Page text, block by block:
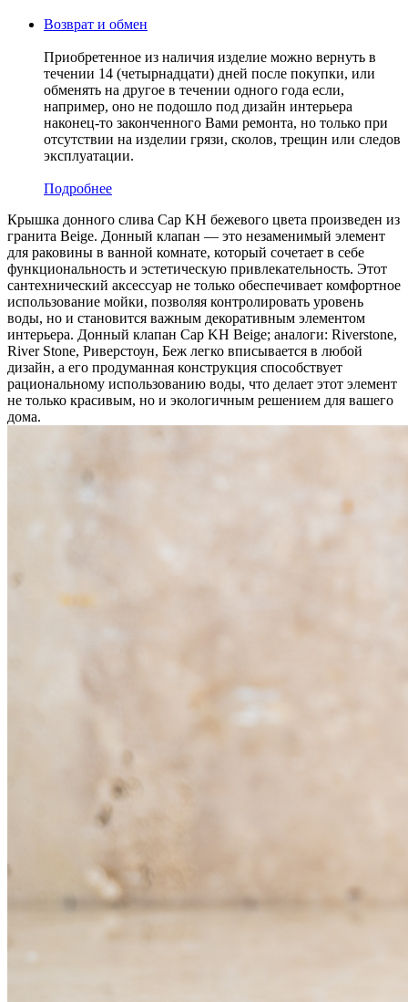
Возврат и обмен
Приобретенное из наличия изделие можно вернуть в
течении 14 (четырнадцати) дней после покупки, или
обменять на другое в течении одного года если,
например, оно не подошло под дизайн интерьера
наконец-то законченного Вами ремонта, но только при
отсутствии на изделии грязи, сколов, трещин или следов
эксплуатации.
Подробнее
Крышка донного слива Cap KH бежевого цвета произведен из
гранита Beige. Донный клапан — это незаменимый элемент
для раковины в ванной комнате, который сочетает в себе
функциональность и эстетическую привлекательность. Этот
сантехнический аксессуар не только обеспечивает комфортное
использование мойки, позволяя контролировать уровень
воды, но и становится важным декоративным элементом
интерьера. Донный клапан Cap KH Beige; аналоги: Riverstone,
River Stone, Риверстоун, Беж легко вписывается в любой
дизайн, а его продуманная конструкция способствует
рациональному использованию воды, что делает этот элемент
не только красивым, но и экологичным решением для вашего
дома.